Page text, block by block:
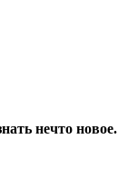
нечто новое.